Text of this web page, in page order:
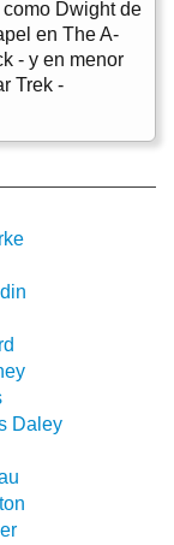
Dwight de
en The A-
- y en menor
Trek -
Daley